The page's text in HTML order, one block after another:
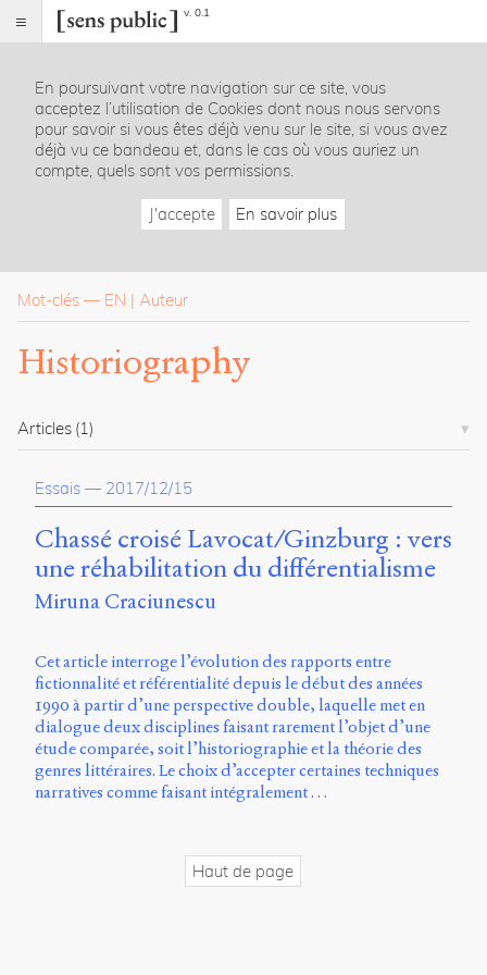
v. 0.1
Index
Rubriques
Essais
La
revue
Présentation
Publier
À
propos
du
site
Archipel
Mastodon
Université
de
Sherbrooke
En poursuivant votre navigation sur ce site, vous
acceptez l’utilisation de Cookies dont nous nous servons
pour savoir si vous êtes déjà venu sur le site, si vous avez
déjà vu ce bandeau et, dans le cas où vous auriez un
compte, quels sont vos permissions.
J'accepte En savoir plus
Mot-clés — EN Auteur
Historiography
Articles (1)
Essais — 2017/12/15
Chassé croisé Lavocat/Ginzburg : vers
une réhabilitation du différentialisme
Miruna Craciunescu
Cet article interroge l’évolution des rapports entre
fictionnalité et référentialité depuis le début des années
1990 à partir d’une perspective double, laquelle met en
dialogue deux disciplines faisant rarement l’objet d’une
étude comparée, soit l’historiographie et la théorie des
genres littéraires. Le choix d’accepter certaines techniques
narratives comme faisant intégralement …
Haut de page